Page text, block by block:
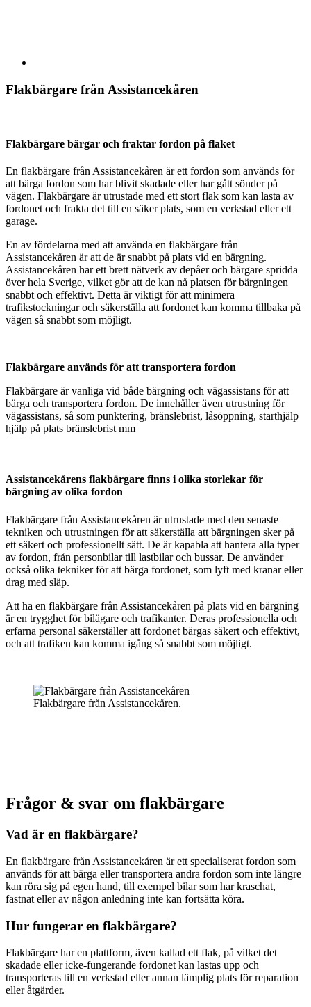
Flakbärgare från Assistancekåren
Flakbärgare bärgar och fraktar fordon på flaket
En flakbärgare från Assistancekåren är ett fordon som används för
att bärga fordon som har blivit skadade eller har gått sönder på
vägen. Flakbärgare är utrustade med ett stort flak som kan lasta av
fordonet och frakta det till en säker plats, som en verkstad eller ett
garage.
En av fördelarna med att använda en flakbärgare från
Assistancekåren är att de är snabbt på plats vid en bärgning.
Assistancekåren har ett brett nätverk av depåer och bärgare spridda
över hela Sverige, vilket gör att de kan nå platsen för bärgningen
snabbt och effektivt. Detta är viktigt för att minimera
trafikstockningar och säkerställa att fordonet kan komma tillbaka på
vägen så snabbt som möjligt.
Flakbärgare används för att transportera fordon
Flakbärgare är vanliga vid både bärgning och vägassistans för att
bärga och transportera fordon. De innehåller även utrustning för
vägassistans, så som punktering, bränslebrist, låsöppning, starthjälp
hjälp på plats bränslebrist mm
Assistancekårens flakbärgare finns i olika storlekar för
bärgning av olika fordon
Flakbärgare från Assistancekåren är utrustade med den senaste
tekniken och utrustningen för att säkerställa att bärgningen sker på
ett säkert och professionellt sätt. De är kapabla att hantera alla typer
av fordon, från personbilar till lastbilar och bussar. De använder
också olika tekniker för att bärga fordonet, som lyft med kranar eller
drag med släp.
Att ha en flakbärgare från Assistancekåren på plats vid en bärgning
är en trygghet för bilägare och trafikanter. Deras professionella och
erfarna personal säkerställer att fordonet bärgas säkert och effektivt,
och att trafiken kan komma igång så snabbt som möjligt.
Flakbärgare från Assistancekåren.
Frågor & svar om flakbärgare
Vad är en flakbärgare?
En flakbärgare från Assistancekåren är ett specialiserat fordon som
används för att bärga eller transportera andra fordon som inte längre
kan röra sig på egen hand, till exempel bilar som har kraschat,
fastnat eller av någon anledning inte kan fortsätta köra.
Hur fungerar en flakbärgare?
Flakbärgare har en plattform, även kallad ett flak, på vilket det
skadade eller icke-fungerande fordonet kan lastas upp och
transporteras till en verkstad eller annan lämplig plats för reparation
eller åtgärder.